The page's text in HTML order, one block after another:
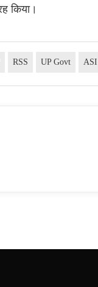
किया।
RSS UP Govt ASI